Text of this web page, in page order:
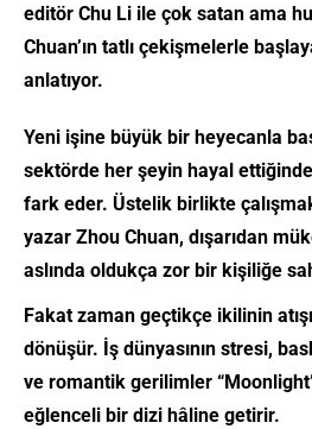
editör Chu Li ile çok satan ama
Chuan’ın tatlı çekişmelerle
anlatıyor.
Yeni işine büyük bir heyecanla
sektörde her şeyin hayal
fark eder. Üstelik birlikte çalışmak
yazar Zhou Chuan, dışarıdan
aslında oldukça zor bir kişiliğe
Fakat zaman geçtikçe ikilinin
dönüşür. İş dünyasının stresi,
ve romantik gerilimler
eğlenceli bir dizi hâline getirir.